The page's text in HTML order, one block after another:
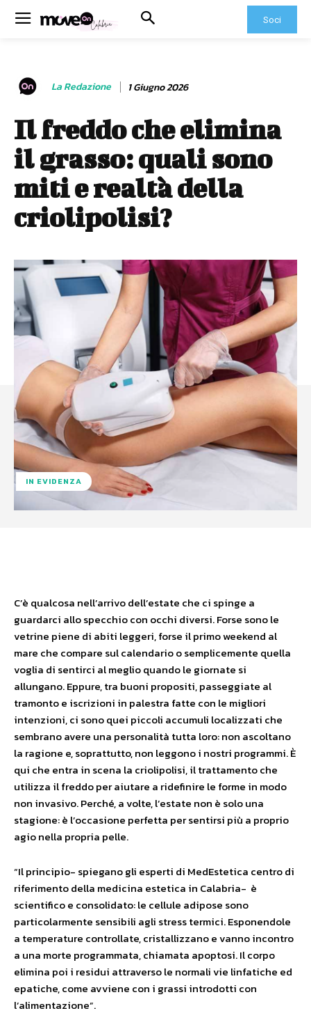
Soci
La Redazione 1 Giugno 2026
Il freddo che elimina
il grasso: quali sono
miti e realtà della
criolipolisi?
IN EVIDENZA
C’è qualcosa nell’arrivo dell’estate che ci spinge a
guardarci allo specchio con occhi diversi. Forse sono le
vetrine piene di abiti leggeri, forse il primo weekend al
mare che compare sul calendario o semplicemente quella
voglia di sentirci al meglio quando le giornate si
allungano. Eppure, tra buoni propositi, passeggiate al
tramonto e iscrizioni in palestra fatte con le migliori
intenzioni, ci sono quei piccoli accumuli localizzati che
sembrano avere una personalità tutta loro: non ascoltano
la ragione e, soprattutto, non leggono i nostri programmi. È
qui che entra in scena la criolipolisi, il trattamento che
utilizza il freddo per aiutare a ridefinire le forme in modo
non invasivo. Perché, a volte, l’estate non è solo una
stagione: è l’occasione perfetta per sentirsi più a proprio
agio nella propria pelle.
“Il principio- spiegano gli esperti di MedEstetica centro di
riferimento della medicina estetica in Calabria- è
scientifico e consolidato: le cellule adipose sono
particolarmente sensibili agli stress termici. Esponendole
a temperature controllate, cristallizzano e vanno incontro
a una morte programmata, chiamata apoptosi. Il corpo
elimina poi i residui attraverso le normali vie linfatiche ed
epatiche, come avviene con i grassi introdotti con
l’alimentazione”.